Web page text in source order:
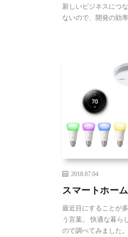
新しいビジネスにつ
ないので、開発の効
2018.07.04
スマートホーム
最近目にすることが
う言葉。 快適な暮ら
ので調べてみました